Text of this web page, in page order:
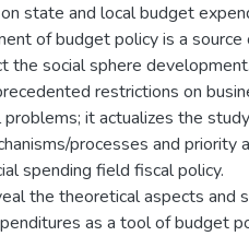
state and local budget
of budget policy is a source
the social sphere
restrictions on
it actualizes the
processes and priority
spending field fiscal policy.
the theoretical aspects and
as a tool of budget